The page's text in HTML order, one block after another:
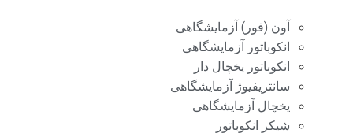
آون (فور) آزمایشگاهی
انکوباتور آزمایشگاهی
انکوباتور یخچال دار
سانتریفیوژ آزمایشگاهی
یخچال آزمایشگاهی
شیکر انکوباتور